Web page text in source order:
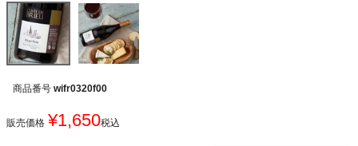
商品番号 wifr0320f00
販売価格 ¥1,650税込